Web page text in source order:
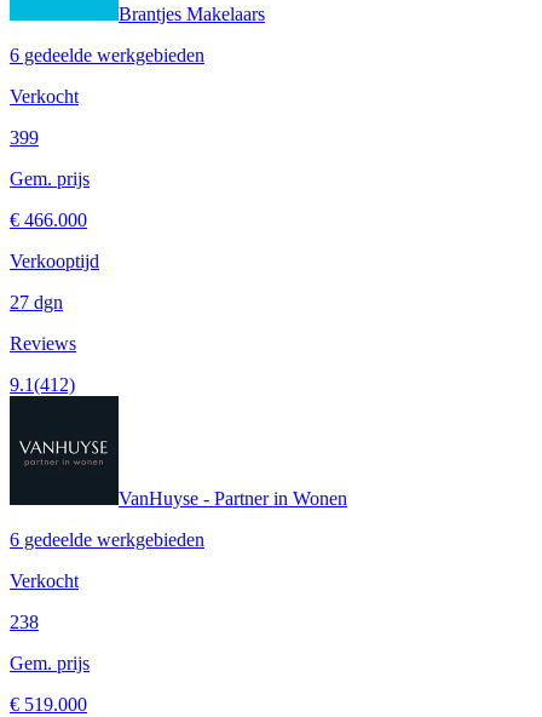
Brantjes Makelaars
6 gedeelde werkgebieden
Verkocht
399
Gem. prijs
€ 466.000
Verkooptijd
27 dgn
Reviews
9.1(412)
VanHuyse - Partner in Wonen
6 gedeelde werkgebieden
Verkocht
238
Gem. prijs
€ 519.000